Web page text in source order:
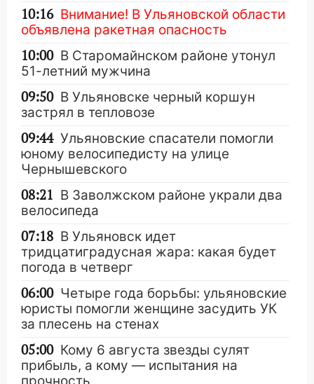
10:16 Внимание! В Ульяновской области
объявлена ракетная опасность
10:00 В Старомайнском районе утонул
51-летний мужчина
09:50 В Ульяновске черный коршун
застрял в тепловозе
09:44 Ульяновские спасатели помогли
юному велосипедисту на улице
Чернышевского
08:21 В Заволжском районе украли два
велосипеда
07:18 В Ульяновск идет
тридцатиградусная жара: какая будет
погода в четверг
06:00 Четыре года борьбы: ульяновские
юристы помогли женщине засудить УК
за плесень на стенах
05:00 Кому 6 августа звезды сулят
прибыль, а кому — испытания на